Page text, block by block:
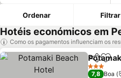
Ordenar Filtrar
Hotéis económicos em
Como os pagamentos influenciam os
Partilhar
3 Estrelas
7,8 Boa